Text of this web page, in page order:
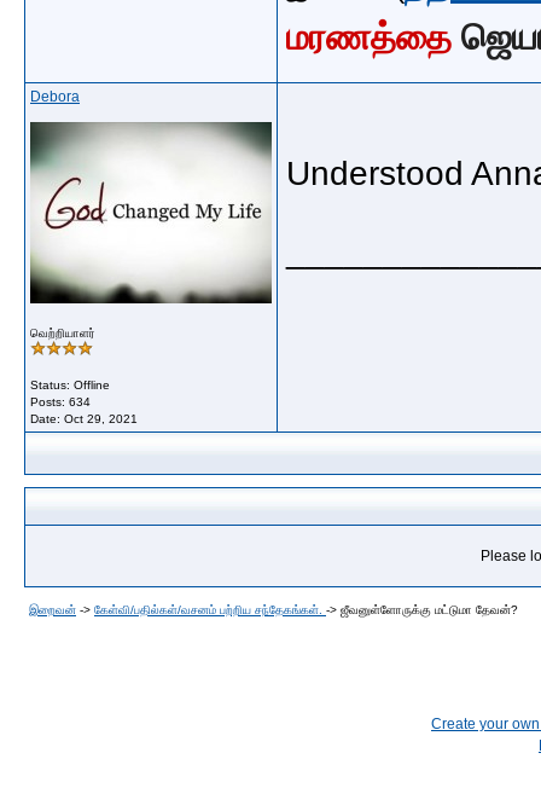
மரணத்தை
Debora
வெற்றியாளர்
Status: Offline
Posts: 634
Date: Oct 29, 2021
Understood
Please
இறைவன் -> கேள்வி/பதில்கள்/வசனம் பற்றிய சந்தேகங்கள். -> ஜீவனுள்ளோருக்கு மட்டுமா தேவன்?
Create your